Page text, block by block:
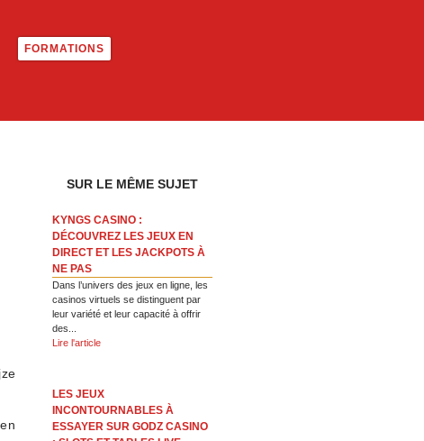
FORMATIONS
SUR LE MÊME SUJET
KYNGS CASINO :
DÉCOUVREZ LES JEUX EN
DIRECT ET LES JACKPOTS À
NE PAS
Dans l’univers des jeux en ligne, les
casinos virtuels se distinguent par
leur variété et leur capacité à offrir
des...
Lire l'article
LES JEUX
INCONTOURNABLES À
ESSAYER SUR GODZ CASINO